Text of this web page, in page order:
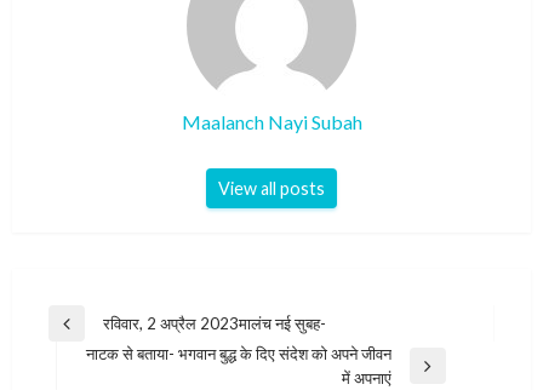
Maalanch Nayi Subah
View all posts
Post
navigation
Previous
रविवार, 2 अप्रैल 2023मालंच नई सुबह-
नाटक से बताया- भगवान बुद्ध के दिए संदेश को अपने जीवन
में अपनाएं